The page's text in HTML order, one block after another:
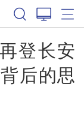
登长安
后的思